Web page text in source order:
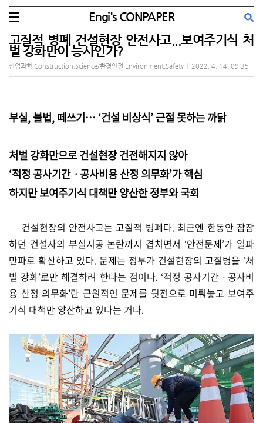
Engi's CONPAPER
고질적 병폐 건설현장 안전사고...보여주기식 처
벌 강화만이 능사인가?
산업과학 Construction,Science/환경안전 Environment,Safety 2022. 4. 14. 09:35
부실, 불법, 떼쓰기… ‘건설 비상식’ 근절 못하는 까닭
처벌 강화만으로 건설현장 건전해지지 않아
‘적정 공사기간ㆍ공사비용 산정 의무화’가 핵심
하지만 보여주기식 대책만 양산한 정부와 국회
건설현장의 안전사고는 고질적 병폐다. 최근엔 한동안 잠잠
하던 건설사의 부실시공 논란까지 겹치면서 ‘안전문제’가 일파
만파로 확산하고 있다. 문제는 정부가 건설현장의 고질병을 ‘처
벌 강화’로만 해결하려 한다는 점이다. ‘적정 공사기간ㆍ공사비
용 산정 의무화’란 근원적인 문제를 뒷전으로 미뤄놓고 보여주
기식 대책만 양산하고 있다는 거다.